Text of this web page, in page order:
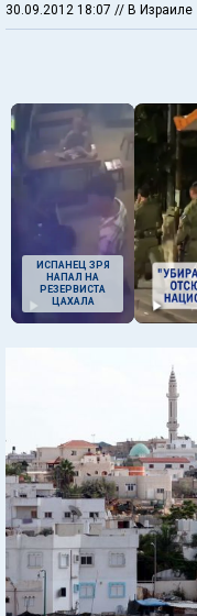
30.09.2012 18:07 // В Израиле
ИСПАНЕЦ ЗРЯ
НАПАЛ НА
РЕЗЕРВИСТА
ЦАХАЛА